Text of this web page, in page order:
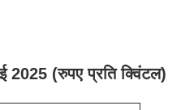
2025 (रुपए प्रति क्विंटल)